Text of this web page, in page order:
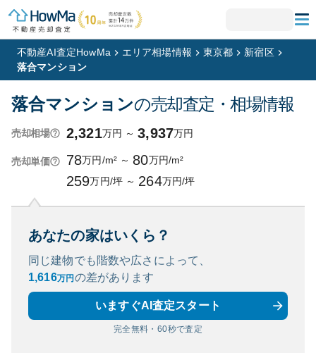
不動産AI査定HowMa エリア相場情報 東京都
新宿区
落合マンション
落合マンションの売却査定・相場情報
売却相場 2,321万円 ～ 3,937万円
売却単価 78万円/m² ～ 80万円/m²
259万円/坪 ～ 264万円/坪
あなたの家はいくら？
同じ建物でも階数や広さによって、
1,616万円 の差があります
いますぐAI査定スタート
完全無料・60秒で査定